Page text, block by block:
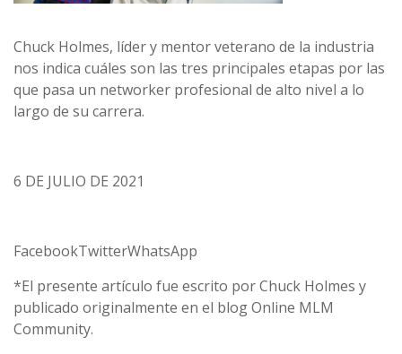
Chuck Holmes, líder y mentor veterano de la industria
nos indica cuáles son las tres principales etapas por las
que pasa un networker profesional de alto nivel a lo
largo de su carrera.
6 DE JULIO DE 2021
FacebookTwitterWhatsApp
*El presente artículo fue escrito por Chuck Holmes y
publicado originalmente en el blog Online MLM
Community.